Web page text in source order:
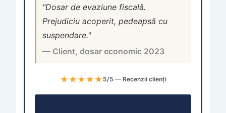
"Dosar de evaziune fiscală.
Prejudiciu acoperit, pedeapsă cu
suspendare."
— Client, dosar economic 2023
★★★★★ 5/5 — Recenzii clienți